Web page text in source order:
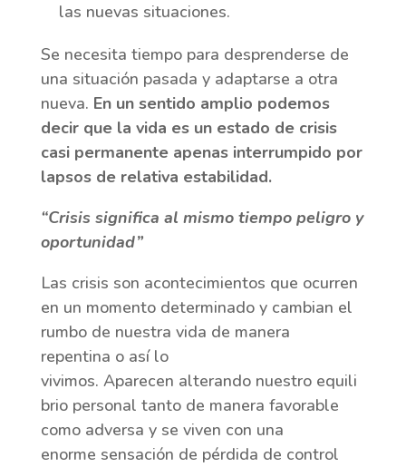
las nuevas situaciones.
Se necesita tiempo para desprenderse de
una situación pasada y adaptarse a otra
nueva. En un sentido amplio podemos
decir que la vida es un estado de crisis
casi permanente apenas interrumpido por
lapsos de relativa estabilidad.
“Crisis significa al mismo tiempo peligro y
oportunidad”
Las crisis son acontecimientos que ocurren
en un momento determinado y cambian el
rumbo de nuestra vida de manera
repentina o así lo
vivimos. Aparecen alterando nuestro equili
brio personal tanto de manera favorable
como adversa y se viven con una
enorme sensación de pérdida de control